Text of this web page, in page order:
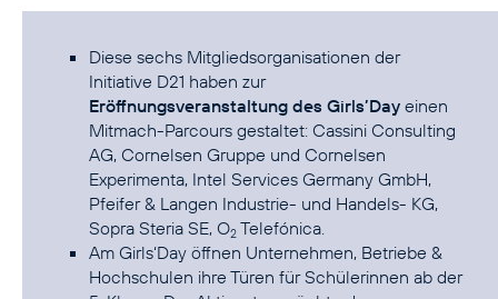
Diese sechs Mitgliedsorganisationen der
Initiative D21 haben zur
Eröffnungsveranstaltung des Girls’Day einen
Mitmach-Parcours gestaltet: Cassini Consulting
AG, Cornelsen Gruppe und Cornelsen
Experimenta, Intel Services Germany GmbH,
Pfeifer & Langen Industrie- und Handels- KG,
Sopra Steria SE, O2 Telefónica.
Am Girls‘Day öffnen Unternehmen, Betriebe &
Hochschulen ihre Türen für Schülerinnen ab der